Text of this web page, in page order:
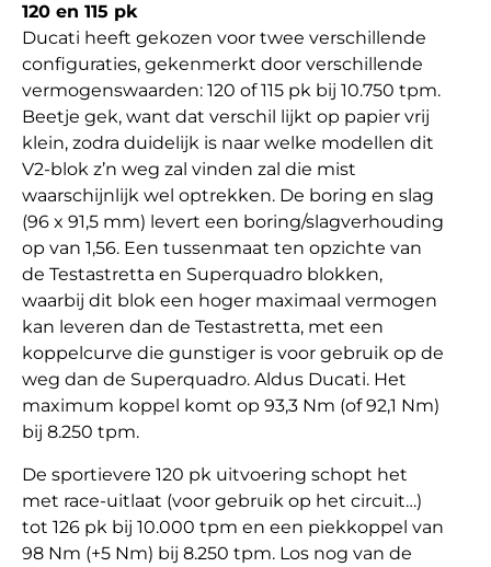
120 en 115 pk
Ducati heeft gekozen voor twee verschillende
configuraties, gekenmerkt door verschillende
vermogenswaarden: 120 of 115 pk bij 10.750 tpm.
Beetje gek, want dat verschil lijkt op papier vrij
klein, zodra duidelijk is naar welke modellen dit
V2-blok z’n weg zal vinden zal die mist
waarschijnlijk wel optrekken. De boring en slag
(96 x 91,5 mm) levert een boring/slagverhouding
op van 1,56. Een tussenmaat ten opzichte van
de Testastretta en Superquadro blokken,
waarbij dit blok een hoger maximaal vermogen
kan leveren dan de Testastretta, met een
koppelcurve die gunstiger is voor gebruik op de
weg dan de Superquadro. Aldus Ducati. Het
maximum koppel komt op 93,3 Nm (of 92,1 Nm)
bij 8.250 tpm.
De sportievere 120 pk uitvoering schopt het
met race-uitlaat (voor gebruik op het circuit…)
tot 126 pk bij 10.000 tpm en een piekkoppel van
98 Nm (+5 Nm) bij 8.250 tpm. Los nog van de